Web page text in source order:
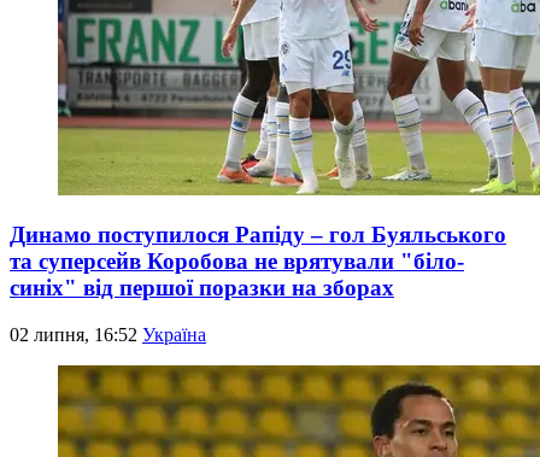
Динамо поступилося Рапіду – гол Буяльського
та суперсейв Коробова не врятували "біло-
синіх" від першої поразки на зборах
02 липня, 16:52 Україна